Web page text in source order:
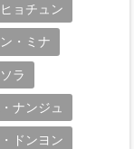
ョチュン
・ミナ
ラ
ナンジュ
ドンヨン